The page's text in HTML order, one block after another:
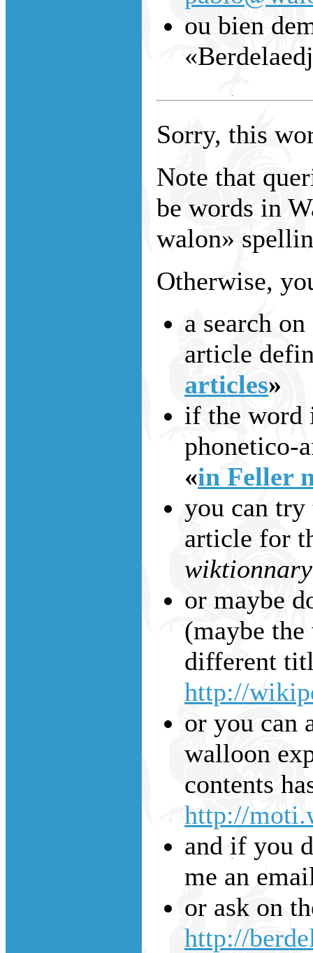
ou bien
Sorry, this
Note that
be words in
walon»
Otherwise,
a search
article
articles»
if the word
phonetico-
«in Feller
you can try
article for
wiktionnary
or maybe
(maybe
different
http://
or you can
walloon
contents
http://
and if you
me an
or ask on
http://